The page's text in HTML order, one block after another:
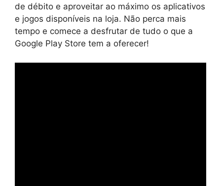
de débito e aproveitar ao máximo os aplicativos
e jogos disponíveis na loja. Não perca mais
tempo e comece a desfrutar de tudo o que a
Google Play Store tem a oferecer!